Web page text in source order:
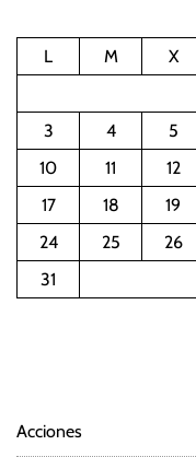
L
M X
3
4 5
10
11 12
17
18 19
24
25 26
31
Acciones